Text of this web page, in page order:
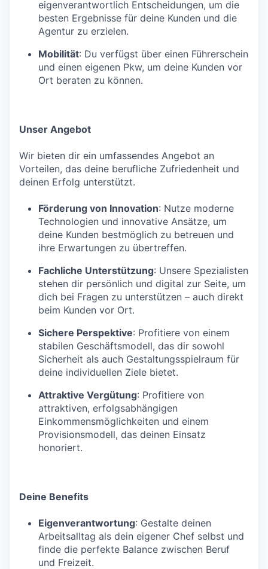
eigenverantwortlich Entscheidungen, um die
besten Ergebnisse für deine Kunden und die
Agentur zu erzielen.
Mobilität: Du verfügst über einen Führerschein
und einen eigenen Pkw, um deine Kunden vor
Ort beraten zu können.
Unser Angebot
Wir bieten dir ein umfassendes Angebot an
Vorteilen, das deine berufliche Zufriedenheit und
deinen Erfolg unterstützt.
Förderung von Innovation: Nutze moderne
Technologien und innovative Ansätze, um
deine Kunden bestmöglich zu betreuen und
ihre Erwartungen zu übertreffen.
Fachliche Unterstützung: Unsere Spezialisten
stehen dir persönlich und digital zur Seite, um
dich bei Fragen zu unterstützen – auch direkt
beim Kunden vor Ort.
Sichere Perspektive: Profitiere von einem
stabilen Geschäftsmodell, das dir sowohl
Sicherheit als auch Gestaltungsspielraum für
deine individuellen Ziele bietet.
Attraktive Vergütung: Profitiere von
attraktiven, erfolgsabhängigen
Einkommensmöglichkeiten und einem
Provisionsmodell, das deinen Einsatz
honoriert.
Deine Benefits
Eigenverantwortung: Gestalte deinen
Arbeitsalltag als dein eigener Chef selbst und
finde die perfekte Balance zwischen Beruf
und Freizeit.